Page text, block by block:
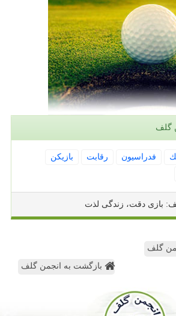
گلف
فدراسیون رقابت
بازیكن
بازی دقت، زندگی لذت
گلف
بازگشت به انجمن گلف